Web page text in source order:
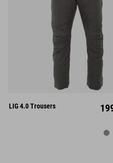
S
XL
LIG 4.0 Trousers